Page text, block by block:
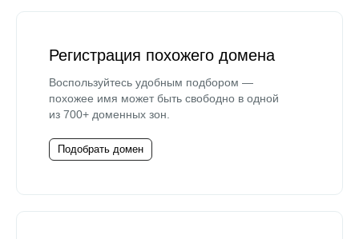
Регистрация похожего домена
Воспользуйтесь удобным подбором —
похожее имя может быть свободно в одной
из 700+ доменных зон.
Подобрать домен